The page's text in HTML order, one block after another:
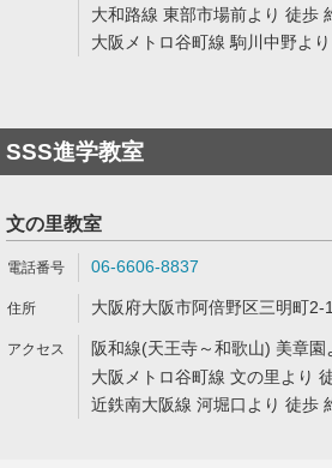
大和路線 東部市場前より 徒歩
大阪メトロ谷町線 駒川中野よ
SSS進学教室
文の里教室
06-6606-8837
大阪府大阪市阿倍野区三明町2-
阪和線(天王寺～和歌山) 美章
大阪メトロ谷町線 文の里より
近鉄南大阪線 河堀口より 徒歩